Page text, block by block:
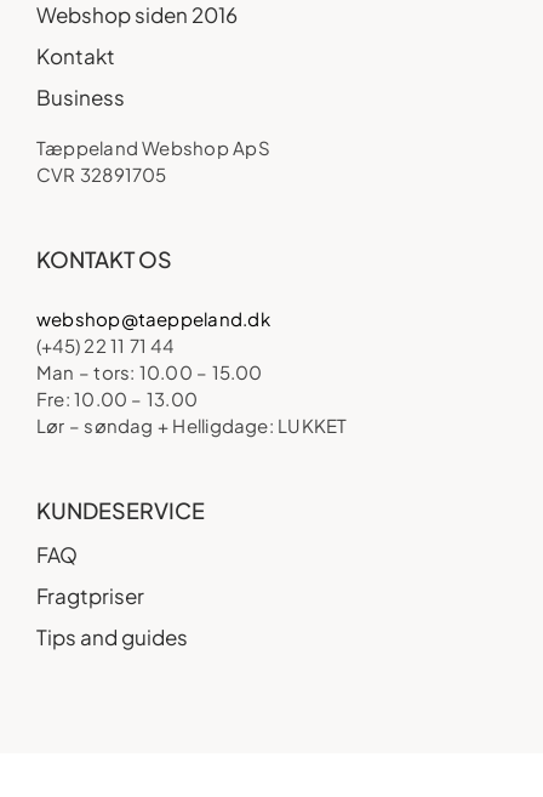
Webshop siden 2016
Kontakt
Business
Tæppeland Webshop ApS
CVR 32891705
KONTAKT OS
webshop@taeppeland.dk
(+45) 22 11 71 44
Man – tors: 10.00 – 15.00
Fre: 10.00 – 13.00
Lør – søndag + Helligdage: LUKKET
KUNDESERVICE
FAQ
Fragtpriser
Tips and guides